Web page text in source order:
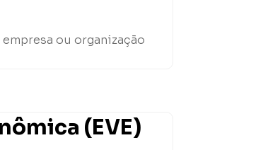
ou organização
(EVE)